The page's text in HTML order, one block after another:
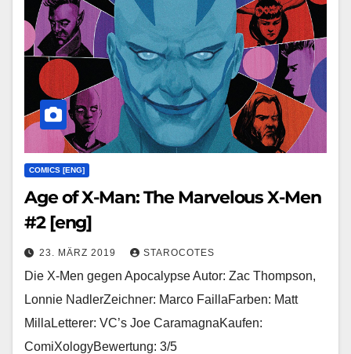
COMICS [ENG]
Age of X-Man: The Marvelous X-Men
#2 [eng]
23. MÄRZ 2019 STAROCOTES
Die X-Men gegen Apocalypse Autor: Zac Thompson,
Lonnie NadlerZeichner: Marco FaillaFarben: Matt
MillaLetterer: VC’s Joe CaramagnaKaufen:
ComiXologyBewertung: 3/5